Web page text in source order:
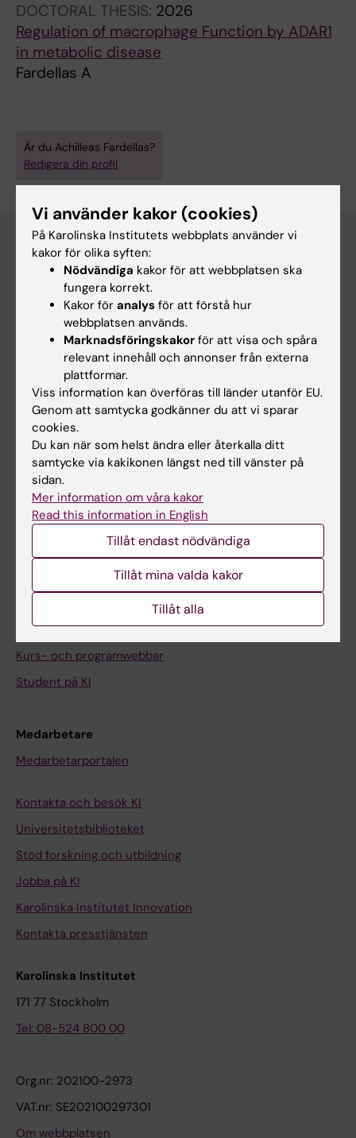
DOCTORAL THESIS: 2026
Regulation of macrophage Function by ADAR1
in metabolic disease
Fardellas A
Är du Achilleas Fardellas?
Redigera din profil
Huvudmeny
Utbildning
Forskarutbildning
Forskning
På gång
Nyheter
Kalender
Student
Ladok
Studentmejlen
Kurs- och programwebbar
Student på KI
Medarbetare
Medarbetarportalen
Kontakta och besök KI
Universitetsbiblioteket
Stöd forskning och utbildning
Jobba på KI
Karolinska Institutet Innovation
Kontakta presstjänsten
Karolinska Institutet
171 77 Stockholm
Tel: 08-524 800 00
Org.nr: 202100-2973
VAT.nr: SE202100297301
Om webbplatsen
Vi använder kakor (cookies)
På Karolinska Institutets webbplats använder vi
kakor för olika syften:
Nödvändiga kakor för att webbplatsen ska
fungera korrekt.
Kakor för analys för att förstå hur
webbplatsen används.
Marknadsföringskakor för att visa och spåra
relevant innehåll och annonser från externa
plattformar.
Viss information kan överföras till länder utanför EU.
Genom att samtycka godkänner du att vi sparar
cookies.
Du kan när som helst ändra eller återkalla ditt
samtycke via kakikonen längst ned till vänster på
sidan.
Mer information om våra kakor
Read this information in English
Tillåt endast nödvändiga
Tillåt mina valda kakor
Tillåt alla